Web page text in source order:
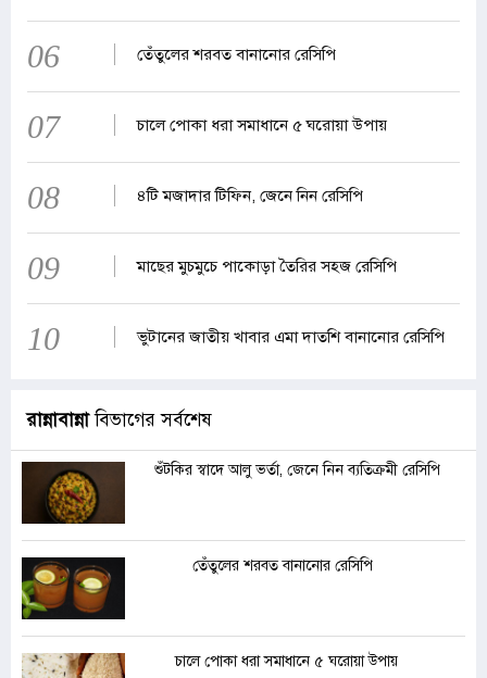
06 তেঁতুলের শরবত বানানোর রেসিপি
07 চালে পোকা ধরা সমাধানে ৫ ঘরোয়া উপায়
08 ৪টি মজাদার টিফিন, জেনে নিন রেসিপি
09 মাছের মুচমুচে পাকোড়া তৈরির সহজ রেসিপি
10 ভুটানের জাতীয় খাবার এমা দাতশি বানানোর রেসিপি
রান্নাবান্নাবিভাগের সর্বশেষ
শুঁটকির স্বাদে আলু ভর্তা, জেনে নিন ব্যতিক্রমী রেসিপি
তেঁতুলের শরবত বানানোর রেসিপি
চালে পোকা ধরা সমাধানে ৫ ঘরোয়া উপায়